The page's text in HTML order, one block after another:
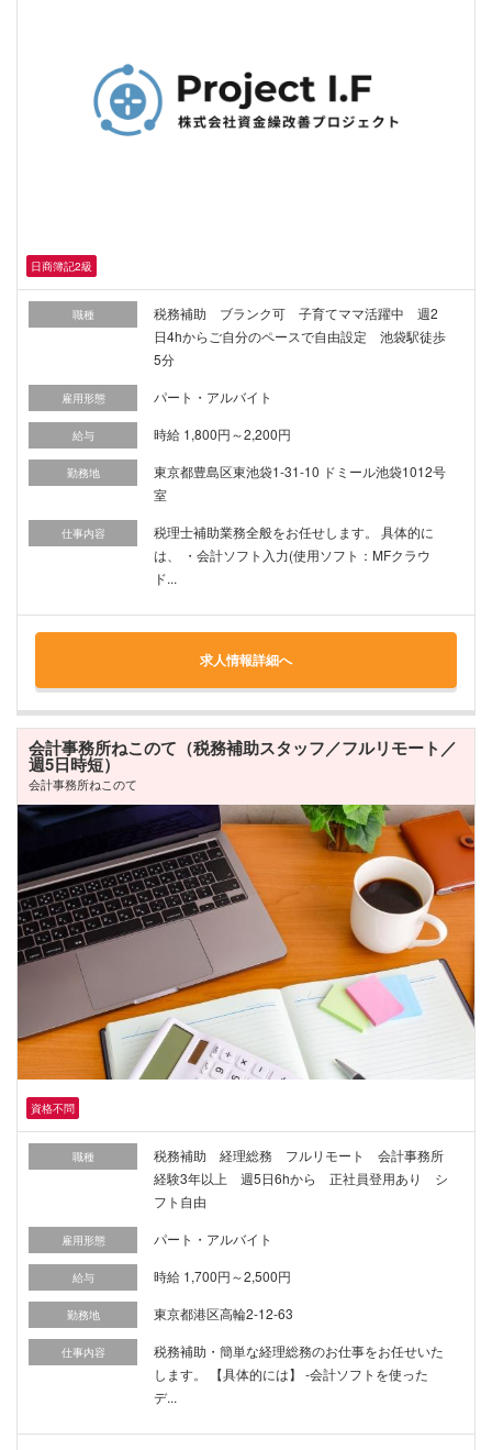
日商簿記2級
職種
税務補助 ブランク可 子育てママ活躍中 週2
日4hからご自分のペースで自由設定 池袋駅徒歩
5分
雇用形態 パート・アルバイト
給与 時給 1,800円～2,200円
勤務地
東京都豊島区東池袋1-31-10 ドミール池袋1012号
室
仕事内容
税理士補助業務全般をお任せします。 具体的に
は、 ・会計ソフト入力(使用ソフト：MFクラウ
ド...
求人情報詳細へ
会計事務所ねこのて（税務補助スタッフ／フルリモート／
週5日時短）
会計事務所ねこのて
資格不問
職種
税務補助 経理総務 フルリモート 会計事務所
経験3年以上 週5日6hから 正社員登用あり シ
フト自由
雇用形態 パート・アルバイト
給与 時給 1,700円～2,500円
勤務地 東京都港区高輪2-12-63
仕事内容
税務補助・簡単な経理総務のお仕事をお任せいた
します。 【具体的には】 -会計ソフトを使った
デ...